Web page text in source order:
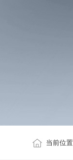
当前位